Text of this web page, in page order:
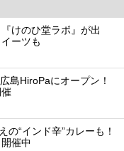
けのひ堂ラボ』が出
ーツも
島HiroPaにオープン！
“インド辛”カレーも！
催中